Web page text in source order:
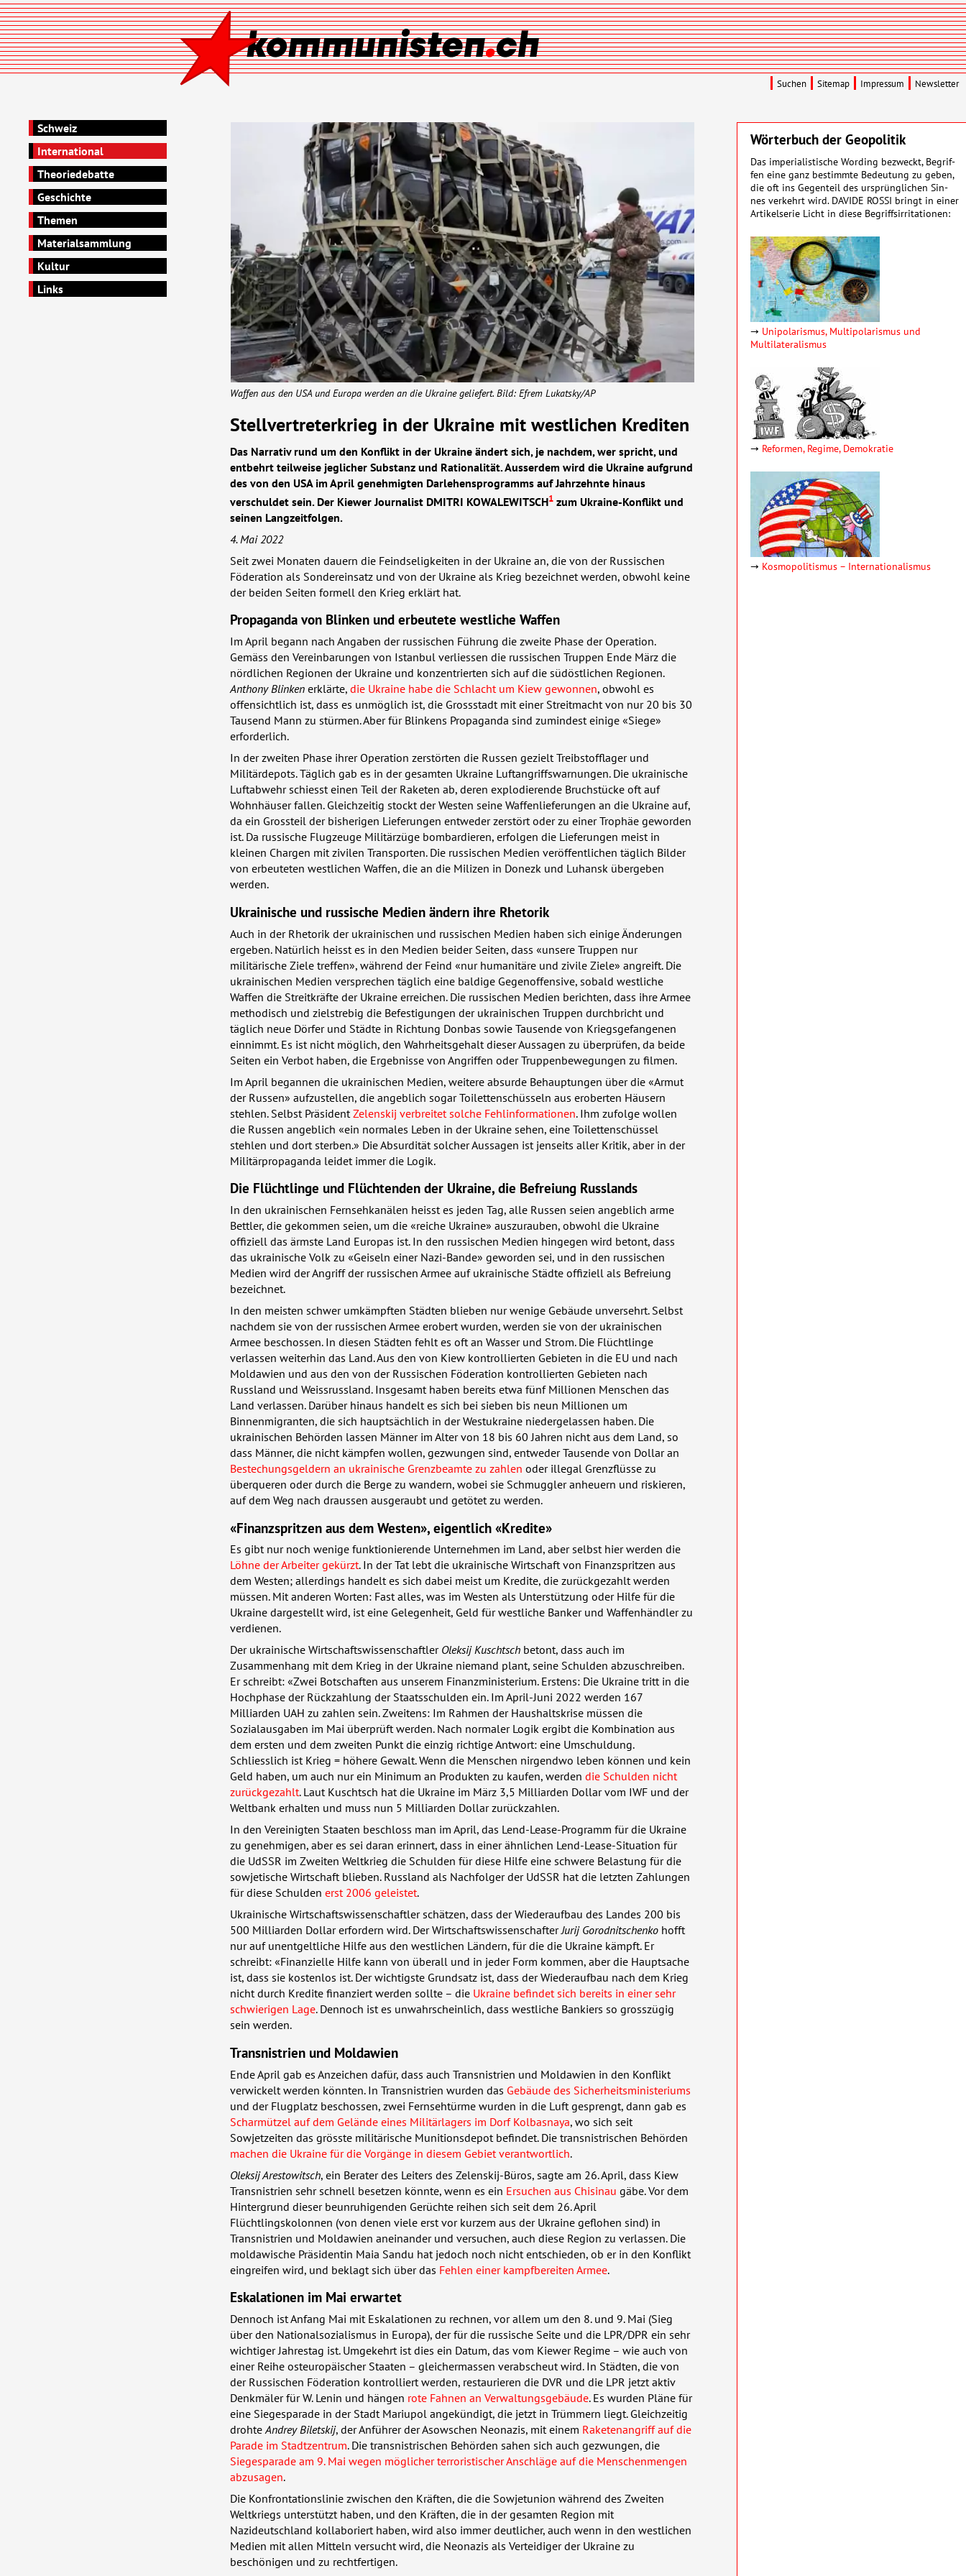
Schweiz
International
Theoriedebatte
Geschichte
Themen
Materialsammlung
Kultur
Links
Waffen aus den USA und Europa werden an die Ukraine geliefert. Bild: Efrem Lukatsky/AP
Stellvertreterkrieg in der Ukraine mit westlichen Krediten
Das Narrativ rund um den Konflikt in der Ukraine ändert sich, je nachdem, wer spricht, und
entbehrt teilweise jeglicher Substanz und Rationalität. Ausserdem wird die Ukraine aufgrund
des von den USAim April genehmigten Darlehensprogramms auf Jahrzehnte hinaus
verschuldet sein. Der Kiewer Journalist DMITRI KOWALEWITSCH1 zum Ukraine-Konflikt und
seinen Langzeitfolgen.
4. Mai 2022
Seit zwei Monaten dauern die Feindseligkeiten in der Ukraine an, die von der Russischen
Föderation als Sondereinsatz und von der Ukraine als Krieg bezeichnet werden, obwohl keine
der beiden Seiten formell den Krieg erklärt hat.
Propaganda von Blinken und erbeutete westliche Waffen
Im April begann nach Angaben der russischen Führung die zweite Phase der Operation.
Gemäss den Vereinbarungen von Istanbul verliessen die russischen Truppen Ende März die
nördlichen Regionen der Ukraine und konzentrierten sich auf die südöstlichen Regionen.
Anthony Blinken erklärte, die Ukraine habe die Schlacht um Kiew gewonnen, obwohl es
offensichtlich ist, dass es unmöglich ist, die Grossstadt mit einer Streitmacht von nur 20 bis 30
Tausend Mann zu stürmen. Aber für Blinkens Propaganda sind zumindest einige «Siege»
erforderlich.
In der zweiten Phase ihrer Operation zerstörten die Russen gezielt Treibstofflager und
Militärdepots. Täglich gab es in der gesamten Ukraine Luftangriffswarnungen. Die ukrainische
Luftabwehr schiesst einen Teil der Raketen ab, deren explodierende Bruchstücke oft auf
Wohnhäuser fallen. Gleichzeitig stockt der Westen seine Waffenlieferungen an die Ukraine auf,
da ein Grossteil der bisherigen Lieferungen entweder zerstört oder zu einer Trophäe geworden
ist. Da russische Flugzeuge Militärzüge bombardieren, erfolgen die Lieferungen meist in
kleinen Chargen mit zivilen Transporten. Die russischen Medien veröffentlichen täglich Bilder
von erbeuteten westlichen Waffen, die an die Milizen in Donezk und Luhansk übergeben
werden.
Ukrainische und russische Medien ändern ihre Rhetorik
Auch in der Rhetorik der ukrainischen und russischen Medien haben sich einige Änderungen
ergeben. Natürlich heisst es in den Medien beider Seiten, dass «unsere Truppen nur
militärische Ziele treffen», während der Feind «nur humanitäre und zivile Ziele» angreift. Die
ukrainischen Medien versprechen täglich eine baldige Gegenoffensive, sobald westliche
Waffen die Streitkräfte der Ukraine erreichen. Die russischen Medien berichten, dass ihre Armee
methodisch und zielstrebig die Befestigungen der ukrainischen Truppen durchbricht und
täglich neue Dörfer und Städte in Richtung Donbas sowie Tausende von Kriegsgefangenen
einnimmt. Es ist nicht möglich, den Wahrheitsgehalt dieser Aussagen zu überprüfen, da beide
Seiten ein Verbot haben, die Ergebnisse von Angriffen oder Truppenbewegungen zu filmen.
Im April begannen die ukrainischen Medien, weitere absurde Behauptungen über die «Armut
der Russen» aufzustellen, die angeblich sogar Toilettenschüsseln aus eroberten Häusern
stehlen. Selbst Präsident Zelenskij verbreitet solche Fehlinformationen. Ihm zufolge wollen
die Russen angeblich «ein normales Leben in der Ukraine sehen, eine Toilettenschüssel
stehlen und dort sterben.» Die Absurdität solcher Aussagen ist jenseits aller Kritik, aber in der
Militärpropaganda leidet immer die Logik.
Die Flüchtlinge und Flüchtenden der Ukraine, die Befreiung Russlands
In den ukrainischen Fernsehkanälen heisst es jeden Tag, alle Russen seien angeblich arme
Bettler, die gekommen seien, um die «reiche Ukraine» auszurauben, obwohl die Ukraine
offiziell das ärmste Land Europas ist. In den russischen Medien hingegen wird betont, dass
das ukrainische Volk zu «Geiseln einer Nazi-Bande» geworden sei, und in den russischen
Medien wird der Angriff der russischen Armee auf ukrainische Städte offiziell als Befreiung
bezeichnet.
In den meisten schwer umkämpften Städten blieben nur wenige Gebäude unversehrt. Selbst
nachdem sie von der russischen Armee erobert wurden, werden sie von der ukrainischen
Armee beschossen. In diesen Städten fehlt es oft an Wasser und Strom. Die Flüchtlinge
verlassen weiterhin das Land. Aus den von Kiew kontrollierten Gebieten in die EU und nach
Moldawien und aus den von der Russischen Föderation kontrollierten Gebieten nach
Russland und Weissrussland. Insgesamt haben bereits etwa fünf Millionen Menschen das
Land verlassen. Darüber hinaus handelt es sich bei sieben bis neun Millionen um
Binnenmigranten, die sich hauptsächlich in der Westukraine niedergelassen haben. Die
ukrainischen Behörden lassen Männer im Alter von 18 bis 60 Jahren nicht aus dem Land, so
dass Männer, die nicht kämpfen wollen, gezwungen sind, entweder Tausende von Dollar an
Bestechungsgeldern an ukrainische Grenzbeamte zu zahlen oder illegal Grenzflüsse zu
überqueren oder durch die Berge zu wandern, wobei sie Schmuggler anheuern und riskieren,
auf dem Weg nach draussen ausgeraubt und getötet zu werden.
«Finanzspritzen aus dem Westen», eigentlich «Kredite»
Es gibt nur noch wenige funktionierende Unternehmen im Land, aber selbst hier werden die
Löhne der Arbeiter gekürzt. In der Tat lebt die ukrainische Wirtschaft von Finanzspritzen aus
dem Westen; allerdings handelt es sich dabei meist um Kredite, die zurückgezahlt werden
müssen. Mit anderen Worten: Fast alles, was im Westen als Unterstützung oder Hilfe für die
Ukraine dargestellt wird, ist eine Gelegenheit, Geld für westliche Banker und Waffenhändler zu
verdienen.
Der ukrainische Wirtschaftswissenschaftler Oleksij Kuschtsch betont, dass auch im
Zusammenhang mit dem Krieg in der Ukraine niemand plant, seine Schulden abzuschreiben.
Er schreibt: «Zwei Botschaften aus unserem Finanzministerium. Erstens: Die Ukraine tritt in die
Hochphase der Rückzahlung der Staatsschulden ein. Im April-Juni 2022 werden 167
Milliarden UAH zu zahlen sein. Zweitens: Im Rahmen der Haushaltskrise müssen die
Sozialausgaben im Mai überprüft werden. Nach normaler Logik ergibt die Kombination aus
dem ersten und dem zweiten Punkt die einzig richtige Antwort: eine Umschuldung.
Schliesslich ist Krieg = höhere Gewalt. Wenn die Menschen nirgendwo leben können und kein
Geld haben, um auch nur ein Minimum an Produkten zu kaufen, werden die Schulden nicht
zurückgezahlt. Laut Kuschtsch hat die Ukraine im März 3,5 Milliarden Dollar vom IWF und der
Weltbank erhalten und muss nun 5 Milliarden Dollar zurückzahlen.
In den Vereinigten Staaten beschloss man im April, das Lend-Lease-Programm für die Ukraine
zu genehmigen, aber es sei daran erinnert, dass in einer ähnlichen Lend-Lease-Situation für
die UdSSR im Zweiten Weltkrieg die Schulden für diese Hilfe eine schwere Belastung für die
sowjetische Wirtschaft blieben. Russland als Nachfolger der UdSSR hat die letzten Zahlungen
für diese Schulden erst 2006 geleistet.
Ukrainische Wirtschaftswissenschaftler schätzen, dass der Wiederaufbau des Landes 200 bis
500 Milliarden Dollar erfordern wird. Der WirtschaftswissenschafterJurij Gorodnitschenko hofft
nur auf unentgeltliche Hilfe aus den westlichen Ländern, für die die Ukraine kämpft. Er
schreibt: «Finanzielle Hilfe kann von überall und in jeder Form kommen, aber die Hauptsache
ist, dass sie kostenlos ist. Der wichtigste Grundsatz ist, dass der Wiederaufbau nach dem Krieg
nicht durch Kredite finanziert werden sollte – die Ukraine befindet sich bereits in einer sehr
schwierigen Lage. Dennoch ist es unwahrscheinlich, dass westliche Bankiers so grosszügig
sein werden.
Transnistrien und Moldawien
Ende April gab es Anzeichen dafür, dass auch Transnistrien und Moldawien in den Konflikt
verwickelt werden könnten. In Transnistrien wurden das Gebäude des Sicherheitsministeriums
und der Flugplatz beschossen, zwei Fernsehtürme wurden in die Luft gesprengt, dann gab es
Scharmützel auf dem Gelände eines Militärlagers im Dorf Kolbasnaya, wo sich seit
Sowjetzeiten das grösste militärische Munitionsdepot befindet. Die transnistrischen Behörden
machen die Ukraine für die Vorgänge in diesem Gebiet verantwortlich.
Oleksij Arestowitsch, ein Berater des Leiters des Zelenskij-Büros, sagte am 26. April, dass Kiew
Transnistrien sehr schnell besetzen könnte, wenn es ein Ersuchen aus Chisinau gäbe. Vor dem
Hintergrund dieser beunruhigenden Gerüchte reihen sich seit dem 26. April
Flüchtlingskolonnen (von denen viele erst vor kurzem aus der Ukraine geflohen sind) in
Transnistrien und Moldawien aneinander und versuchen, auch diese Region zu verlassen. Die
moldawische Präsidentin Maia Sandu hat jedoch noch nicht entschieden, ob er in den Konflikt
eingreifen wird, und beklagt sich über das Fehlen einer kampfbereiten Armee.
Eskalationen im Mai erwartet
Dennoch ist Anfang Mai mit Eskalationen zu rechnen, vor allem um den 8. und 9. Mai (Sieg
über den Nationalsozialismus in Europa), der für die russische Seite und die LPR/DPR ein sehr
wichtiger Jahrestag ist. Umgekehrt ist dies ein Datum, das vom Kiewer Regime – wie auch von
einer Reihe osteuropäischer Staaten – gleichermassen verabscheut wird. In Städten, die von
der Russischen Föderation kontrolliert werden, restaurieren die DVR und die LPR jetzt aktiv
Denkmäler für W. Lenin und hängen rote Fahnen an Verwaltungsgebäude. Es wurden Pläne für
eine Siegesparade in der Stadt Mariupol angekündigt, die jetzt in Trümmern liegt. Gleichzeitig
drohte Andrey Biletskij, der Anführer der Asowschen Neonazis, mit einem Raketenangriff auf die
Parade im Stadtzentrum. Die transnistrischen Behörden sahen sich auch gezwungen, die
Siegesparade am 9. Mai wegen möglicher terroristischer Anschläge auf die Menschenmengen
abzusagen.
Die Konfrontationslinie zwischen den Kräften, die die Sowjetunion während des Zweiten
Weltkriegs unterstützt haben, und den Kräften, die in der gesamten Region mit
Nazideutschland kollaboriert haben, wird also immer deutlicher, auch wenn in den westlichen
Medien mit allen Mitteln versucht wird, die Neonazis als Verteidiger der Ukraine zu
beschönigen und zu rechtfertigen.
Wörterbuch der Geopolitik
Das imperialistische Wording be­zweckt, Be­grif­
fen eine ganz be­stimmte Be­deu­­tung zu geben,
die oft ins Gegen­­teil des ur­sprüng­­lichen Sin­
nes ver­­kehrt wird. DAVIDE ROSSI bringt in einer
Artikel­serie Licht in diese Be­griffs­ir­ri­ta­tionen:
→ Unipolarismus, Multipolarismus und
Multilateralismus
→ Reformen, Regime, Demokratie
→ Kosmopolitismus – Inter­natio­nalismus
Suchen Sitemap Impressum Newsletter